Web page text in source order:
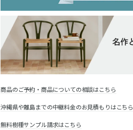
商品のご予約・商品についての相談はこちら
沖縄県や離島までの中継料金のお見積もりはこちら
無料樹種サンプル請求はこちら